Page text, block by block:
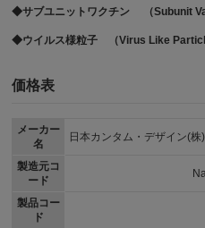
◆サブユニットワクチン （Subunit
◆ウイルス様粒子 （Virus Like
価格表
メーカー
名
製造元コ
ード
製品コー
ド
日本カンタム・デザイン(株)